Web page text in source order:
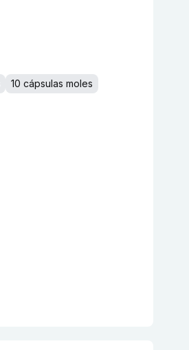
10 cápsulas moles